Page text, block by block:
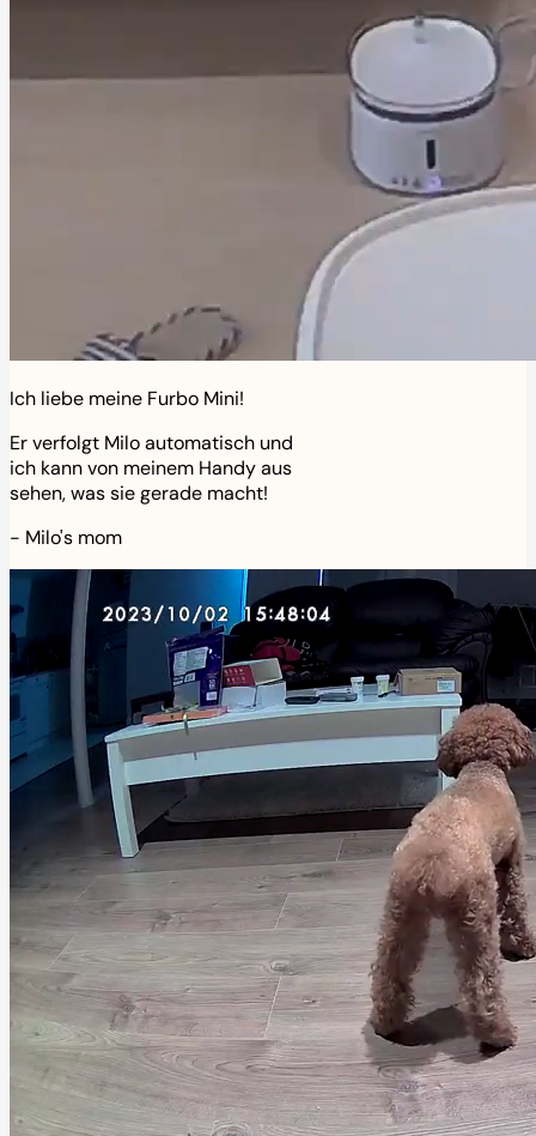
Ich liebe meine Furbo Mini!
Er verfolgt Milo automatisch und
ich kann von meinem Handy aus
sehen, was sie gerade macht!
- Milo's mom